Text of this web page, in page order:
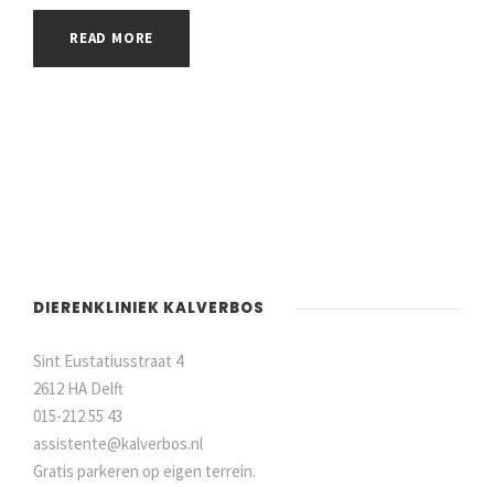
READ MORE
DIERENKLINIEK KALVERBOS
Sint Eustatiusstraat 4
2612 HA Delft
015-212 55 43
assistente@kalverbos.nl
Gratis parkeren op eigen terrein.